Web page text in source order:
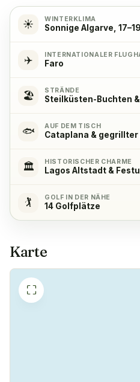
Ja
✓ Kühlschrank
Ja
✓
Gefrierschrank
Ja
✓ Kaffeemaschine
☀️ WINTERKLIMA
Sonnige Algarve,
✈️ INTERNATIONALER
Faro
🏖️ STRÄNDE
Steilküsten-Buchten
🐟 AUF DEM TISCH
Cataplana & gegrillter
🏛️ HISTORISCHER CHARME
Lagos Altstadt &
🏌️ GOLF IN DER NÄHE
14 Golfplätze
Karte
⛶